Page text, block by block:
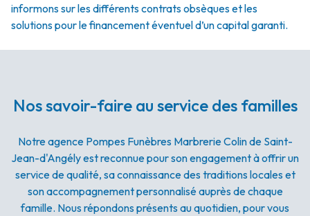
informons sur les différents contrats obsèques et les
solutions pour le financement éventuel d’un capital garanti.
Nos savoir-faire au service des familles
Notre agence Pompes Funèbres Marbrerie Colin de Saint-
Jean-d'Angély est reconnue pour son engagement à offrir un
service de qualité, sa connaissance des traditions locales et
son accompagnement personnalisé auprès de chaque
famille. Nous répondons présents au quotidien, pour vous